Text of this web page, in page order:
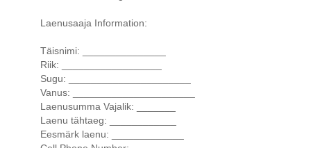
Laenusaaja Information:
Täisnimi: _______________
Riik: __________________
Sugu: ______________________
Vanus: ______________________
Laenusumma Vajalik: _______
Laenu tähtaeg: ____________
Eesmärk laenu: _____________